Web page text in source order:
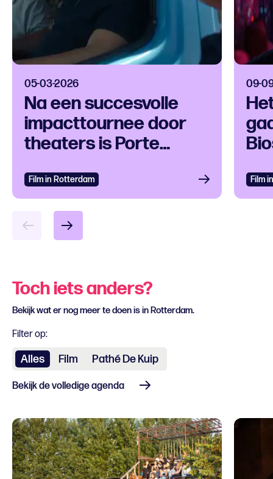
05-03-2026
Na een succesvolle
impacttournee door
theaters is Porte
de bioscoop
Film in Rotterdam
09-
Film
Toch iets anders?
Bekijk wat er nog meer te doen is in Rotterdam.
Filter op:
Alles Film Pathé De Kuip
Bekijk de volledige agenda